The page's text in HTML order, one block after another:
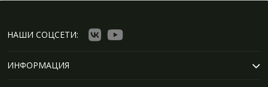
НАШИ СОЦСЕТИ:
ИНФОРМАЦИЯ